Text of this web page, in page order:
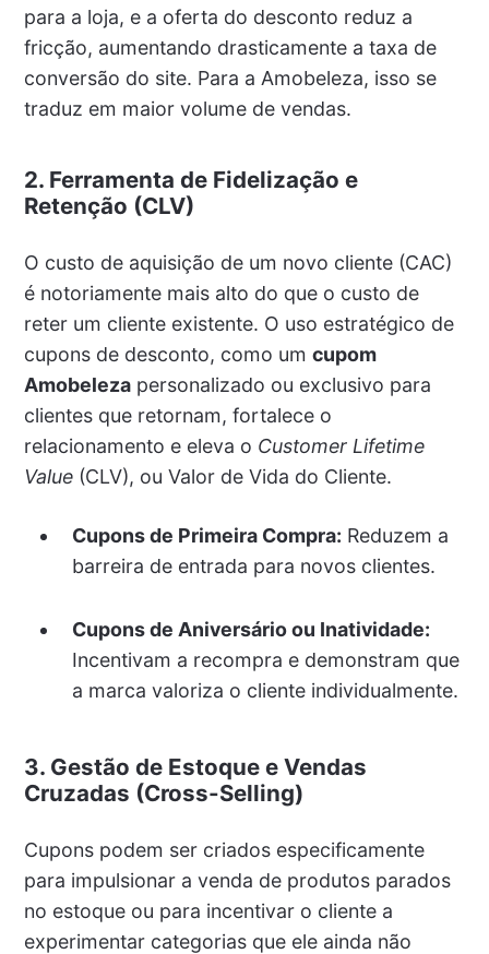
para a loja, e a oferta do desconto reduz a
fricção, aumentando drasticamente a taxa de
conversão do site. Para a Amobeleza, isso se
traduz em maior volume de vendas.
2. Ferramenta de Fidelização e
Retenção (CLV)
O custo de aquisição de um novo cliente (CAC)
é notoriamente mais alto do que o custo de
reter um cliente existente. O uso estratégico de
cupons de desconto, como um cupom
Amobelezapersonalizado ou exclusivo para
clientes que retornam, fortalece o
relacionamento e eleva o Customer Lifetime
Value(CLV), ou Valor de Vida do Cliente.
Cupons de Primeira Compra: Reduzem a
barreira de entrada para novos clientes.
Cupons de Aniversário ou Inatividade:
Incentivam a recompra e demonstram que
a marca valoriza o cliente individualmente.
3. Gestão de Estoque e Vendas
Cruzadas (Cross-Selling)
Cupons podem ser criados especificamente
para impulsionar a venda de produtos parados
no estoque ou para incentivar o cliente a
experimentar categorias que ele ainda não